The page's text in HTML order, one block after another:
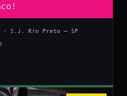
· S.J. Rio Preto — SP